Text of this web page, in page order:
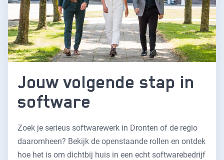
Jouw volgende stap in
software
Zoek je serieus softwarewerk in Dronten of de regio
daaromheen? Bekijk de openstaande rollen en ontdek
hoe het is om dichtbij huis in een echt softwarebedrijf